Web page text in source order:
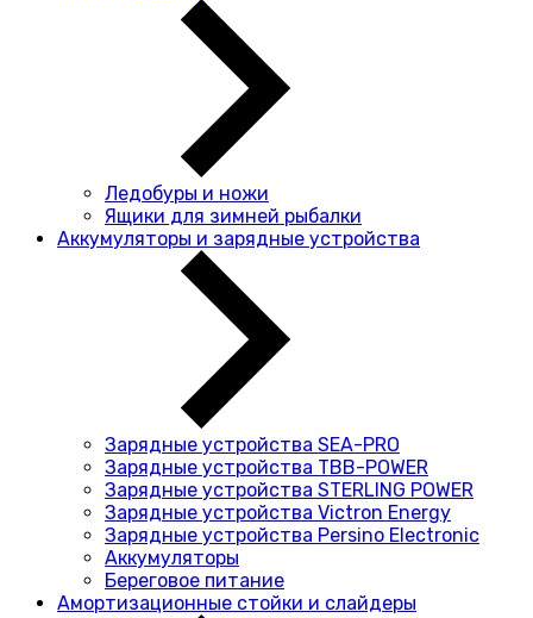
Ледобуры и ножи
Ящики для зимней рыбалки
Аккумуляторы и зарядные устройства
Зарядные устройства SEA-PRO
Зарядные устройства TBB-POWER
Зарядные устройства STERLING POWER
Зарядные устройства Victron Energy
Зарядные устройства Persino Electronic
Аккумуляторы
Береговое питание
Амортизационные стойки и слайдеры